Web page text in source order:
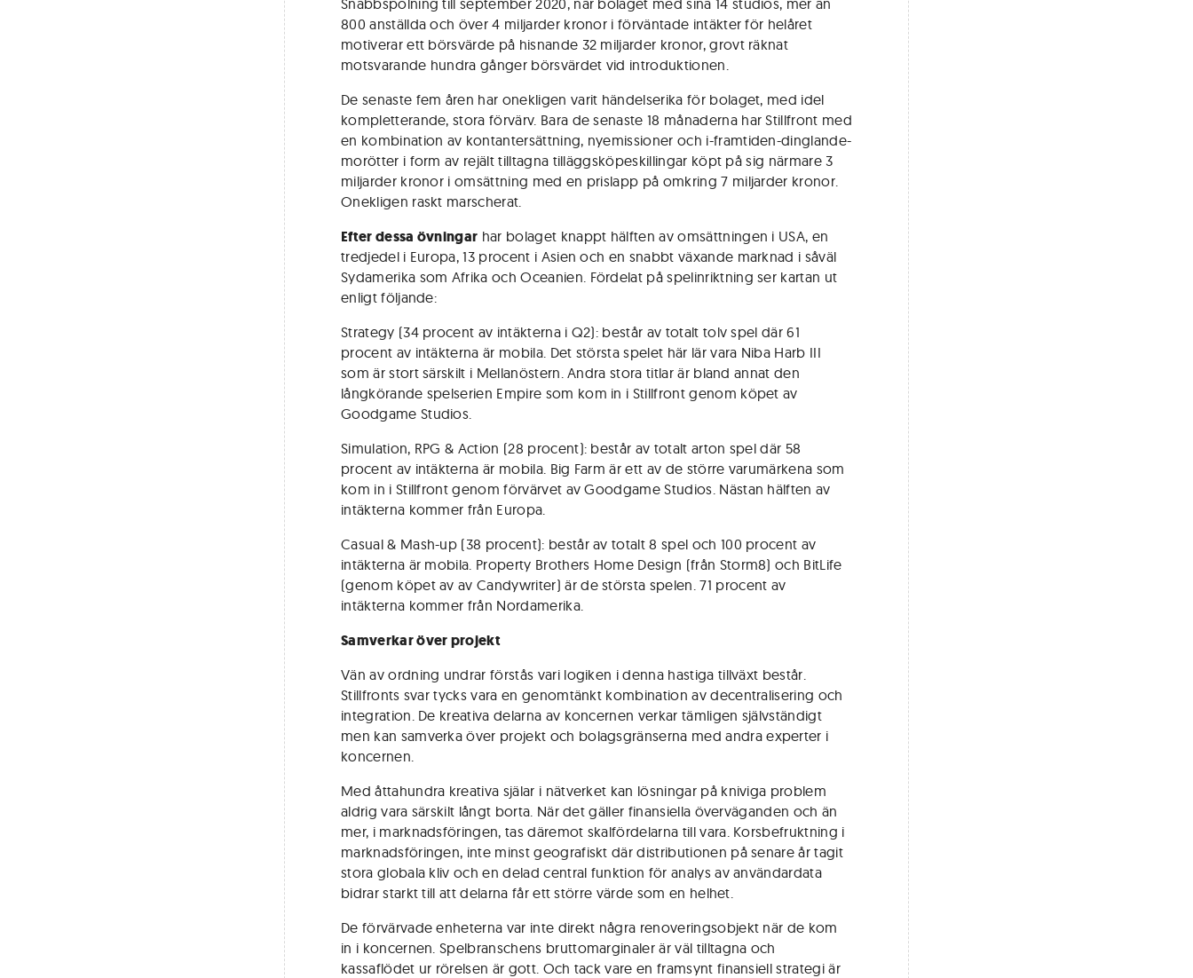
Snabbspolning till september 2020, när bolaget med sina 14 studios, mer än
800 anställda och över 4 miljarder kronor i förväntade intäkter för helåret
motiverar ett börsvärde på hisnande 32 miljarder kronor, grovt räknat
motsvarande hundra gånger börsvärdet vid introduktionen.
De senaste fem åren har onekligen varit händelserika för bolaget, med idel
kompletterande, stora förvärv. Bara de senaste 18 månaderna har Stillfront med
en kombination av kontantersättning, nyemissioner och i-framtiden-dinglande-
morötter i form av rejält tilltagna tilläggs­köpeskillingar köpt på sig närmare 3
miljarder kronor i omsättning med en prislapp på omkring 7 miljarder kronor.
Onekligen raskt marscherat.
Efter dessa övningar har bolaget knappt hälften av omsättningen i USA, en
tredjedel i Europa, 13 procent i Asien och en snabbt växande marknad i såväl
Sydamerika som Afrika och Oceanien. Fördelat på spelinriktning ser kartan ut
enligt följande:
Strategy (34 procent av intäkterna i Q2): består av totalt tolv spel där 61
procent av intäkterna är mobila. Det största spelet här lär vara Niba Harb III
som är stort särskilt i Mellanöstern. Andra stora titlar är bland annat den
långkörande spelserien Empire som kom in i Stillfront genom köpet av
Goodgame Studios.
Simulation, RPG & Action (28 procent): består av totalt arton spel där 58
procent av intäkterna är mobila. Big Farm är ett av de större varumärkena som
kom in i Stillfront genom förvärvet av Goodgame Studios. Nästan hälften av
intäkterna kommer från Europa.
Casual & Mash-up (38 procent): består av totalt 8 spel och 100 procent av
intäkterna är mobila. Property Brothers Home Design (från Storm8) och BitLife
(genom köpet av av Candywriter) är de största spelen. 71 procent av
intäkterna kommer från Nordamerika.
Samverkar över projekt
Vän av ordning undrar förstås vari logiken i denna hastiga tillväxt består.
Stillfronts svar tycks vara en genomtänkt kombination av decentralisering och
integration. De kreativa delarna av koncernen verkar tämligen självständigt
men kan samverka över projekt och bolagsgränserna med andra experter i
koncernen.
Med åttahundra kreativa själar i nätverket kan lösningar på kniviga problem
aldrig vara särskilt långt borta. När det gäller finansiella överväganden och än
mer, i marknads­föringen, tas däremot skalfördelarna till vara. Korsbefruktning i
marknadsföringen, inte minst geografiskt där distributionen på senare år tagit
stora globala kliv och en delad central funktion för analys av användardata
bidrar starkt till att delarna får ett större värde som en helhet.
De förvärvade enheterna var inte direkt några renoveringsobjekt när de kom
in i koncernen. Spelbranschens bruttomarginaler är väl tilltagna och
kassaflödet ur rörelsen är gott. Och tack vare en framsynt finansiell strategi är